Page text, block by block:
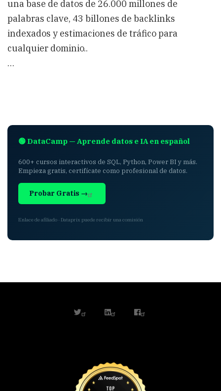
una base de datos de 26.000 millones de
palabras clave, 43 billones de backlinks
indexados y estimaciones de tráfico para
cualquier dominio..
…
🟢 DataCamp — Aprende datos e IA en español
600+ cursos interactivos de SQL, Python, Power BI y más.
Empieza gratis, certifícate como profesional de datos.
Probar Gratis →
Enlace de afiliado · Dataprix puede recibir una comisión
twitterlinkedinfacebook